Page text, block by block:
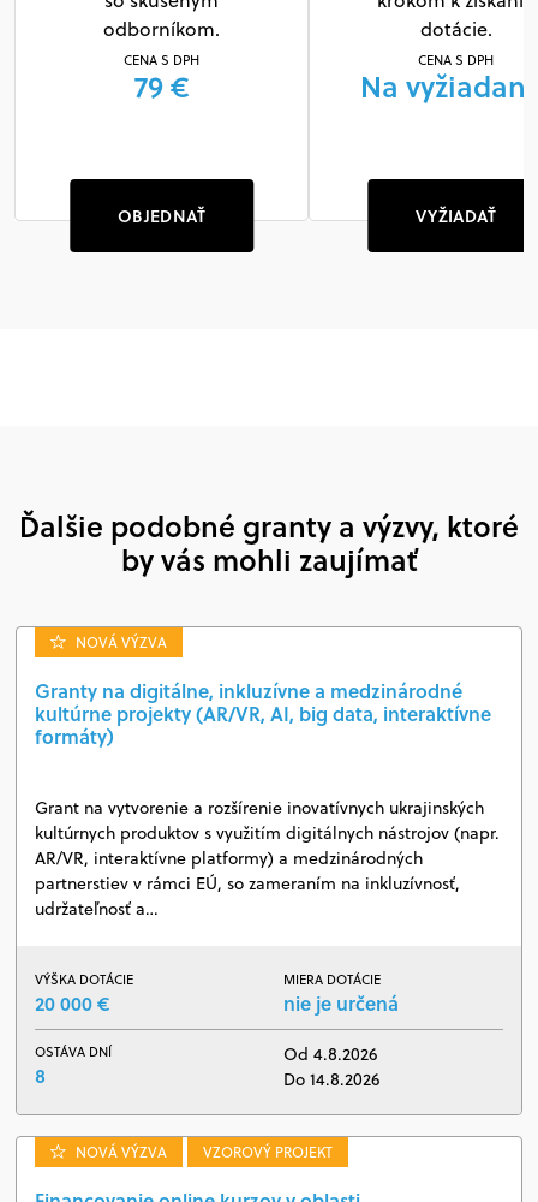
odborníkom.
CENA S DPH
79 €
OBJEDNAŤ
dotácie.
CENA S DPH
Na
VYŽIADAŤ
Ďalšie podobné granty a výzvy, ktoré
by vás mohli zaujímať
NOVÁ VÝZVA
Granty na digitálne, inkluzívne a medzinárodné
kultúrne projekty (AR/VR, AI, big data, interaktívne
formáty)
Grant na vytvorenie a rozšírenie inovatívnych ukrajinských
kultúrnych produktov s využitím digitálnych nástrojov (napr.
AR/VR, interaktívne platformy) a medzinárodných
partnerstiev v rámci EÚ, so zameraním na inkluzívnosť,
udržateľnosť a…
VÝŠKA DOTÁCIE
20 000 €
MIERA DOTÁCIE
nie je určená
OSTÁVA DNÍ
8
Od 4.8.2026
Do 14.8.2026
NOVÁ VÝZVA VZOROVÝ PROJEKT